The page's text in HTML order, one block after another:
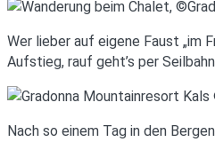
Wer lieber auf eigene Faust „im
Aufstieg, rauf geht’s per
Nach so einem Tag in den